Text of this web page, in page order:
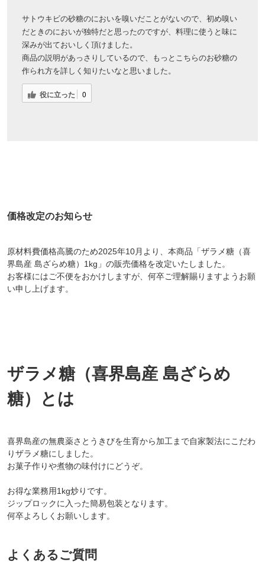
サトウキビの砂糖のにおいを嗅いだことがないので、初め嗅い
だときのにおいが独特だと思ったのですが、料理に使うと味に
深みが出ておいしく頂けました。
商品の説明があっさりしているので、もっとこちらのお砂糖の
作られ方を詳しく知りたいなと思いました。
役に立った 0
価格改定のお知らせ
原材料費価格高騰のため2025年10月より、本商品「ザラメ糖（喜
界島産 島ざらめ糖）1kg」の販売価格を改定いたしました。
お客様にはご不便をおかけしますが、何卒ご理解賜りますようお願
い申し上げます。
ザラメ糖（喜界島産 島ざらめ
糖）とは
喜界島産の無農薬さとうきびを生育から加工まで自家製法にこだわ
りザラメ糖にしました。
お菓子作りや煮物の味付けにどうぞ。
お得な業務用1kg炒りです。
ジップロックに入った簡易包装となります。
何卒よろしくお願いします。
よくあるご質問